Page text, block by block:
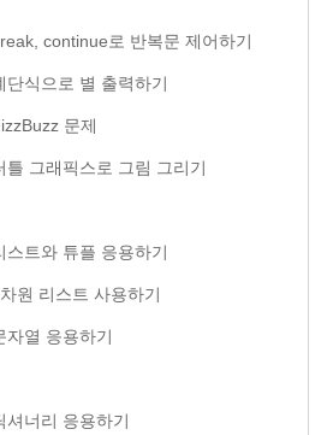
continue로 반복문 제어하기
단식으로 별 출력하기
문제
틀 그래픽스로 그림 그리기
스트와 튜플 응용하기
원 리스트 사용하기
자열 응용하기
셔너리 응용하기